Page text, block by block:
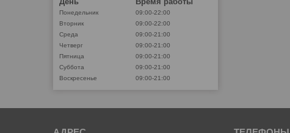
Понедельник
09:00-22:00
Вторник
09:00-22:00
Среда
09:00-21:00
Четверг
09:00-21:00
Пятница
09:00-21:00
Суббота
09:00-21:00
Воскресенье
09:00-21:00